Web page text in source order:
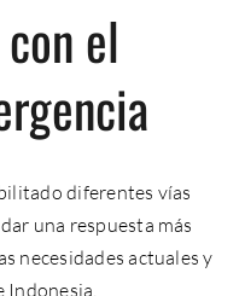
el
diferentes vías
una respuesta más
necesidades actuales y
Indonesia.